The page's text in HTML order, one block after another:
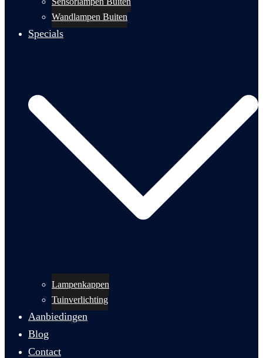
Wandlampen Buiten
Specials
Lampenkappen
Tuinverlichting
Aanbiedingen
Blog
Contact